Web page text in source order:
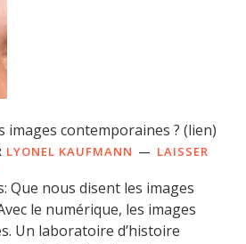
images contemporaines ? (lien)
LYONEL KAUFMANN
LAISSER
Que nous disent les images
le numérique, les images
Un laboratoire d’histoire